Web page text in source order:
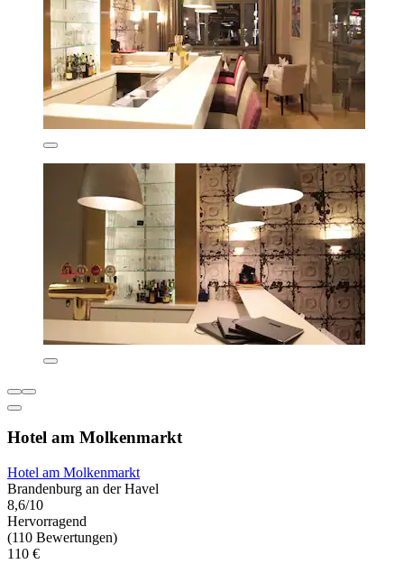
Hotel am Molkenmarkt
Hotel am Molkenmarkt
Brandenburg an der Havel
8,6/10
Hervorragend
(110 Bewertungen)
110 €